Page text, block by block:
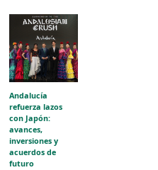
Andalucía
refuerza lazos
con Japón:
avances,
inversiones y
acuerdos de
futuro